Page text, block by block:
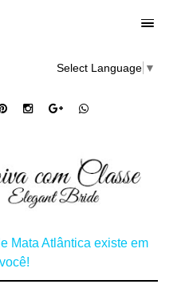
Select Language ▼